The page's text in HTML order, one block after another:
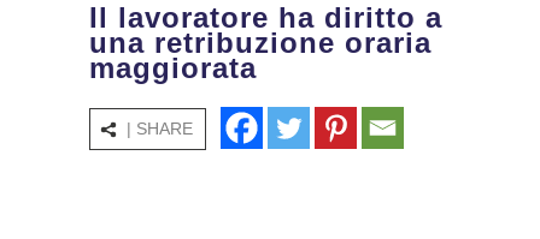
Il lavoratore ha diritto a
una retribuzione oraria
maggiorata
| SHARE